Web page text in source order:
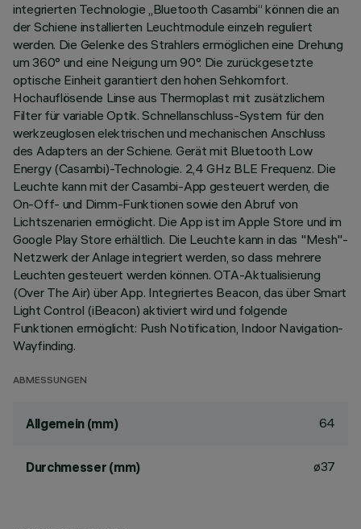
integrierten Technologie „Bluetooth Casambi“ können die an
der Schiene installierten Leuchtmodule einzeln reguliert
werden. Die Gelenke des Strahlers ermöglichen eine Drehung
um 360° und eine Neigung um 90°. Die zurückgesetzte
optische Einheit garantiert den hohen Sehkomfort.
Hochauflösende Linse aus Thermoplast mit zusätzlichem
Filter für variable Optik. Schnellanschluss-System für den
werkzeuglosen elektrischen und mechanischen Anschluss
des Adapters an der Schiene. Gerät mit Bluetooth Low
Energy (Casambi)-Technologie. 2,4 GHz BLE Frequenz. Die
Leuchte kann mit der Casambi-App gesteuert werden, die
On-Off- und Dimm-Funktionen sowie den Abruf von
Lichtszenarien ermöglicht. Die App ist im Apple Store und im
Google Play Store erhältlich. Die Leuchte kann in das "Mesh"-
Netzwerk der Anlage integriert werden, so dass mehrere
Leuchten gesteuert werden können. OTA-Aktualisierung
(Over The Air) über App. Integriertes Beacon, das über Smart
Light Control (iBeacon) aktiviert wird und folgende
Funktionen ermöglicht: Push Notification, Indoor Navigation-
Wayfinding.
ABMESSUNGEN
Allgemein (mm) 64
Durchmesser (mm) ø37